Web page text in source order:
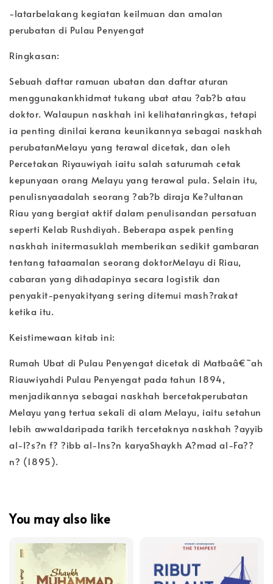
-latarbelakang kegiatan keilmuan dan amalan
perubatan di Pulau Penyengat
Ringkasan:
Sebuah daftar ramuan ubatan dan daftar aturan
menggunakankhidmat tukang ubat atau ?ab?b atau
doktor. Walaupun naskhah ini kelihatanringkas, tetapi
ia penting dinilai kerana keunikannya sebagai naskhah
perubatanMelayu yang terawal dicetak, dan oleh
Percetakan Riyauwiyah iaitu salah saturumah cetak
kepunyaan orang Melayu yang terawal pula. Selain itu,
penulisnyaadalah seorang ?ab?b diraja Ke?ultanan
Riau yang bergiat aktif dalam penulisandan persatuan
seperti Kelab Rushdiyah. Beberapa aspek penting
naskhah initermasuklah memberikan sedikit gambaran
tentang tataamalan seorang doktorMelayu di Riau,
cabaran yang dihadapinya secara logistik dan
penyakit-penyakityang sering ditemui mash?rakat
ketika itu.
Keistimewaan kitab ini:
Rumah Ubat di Pulau Penyengat dicetak di Matbaâ€˜ah
Riauwiyahdi Pulau Penyengat pada tahun 1894,
menjadikannya sebagai naskhah bercetakperubatan
Melayu yang tertua sekali di alam Melayu, iaitu setahun
lebih awwaldaripada tarikh tercetaknya naskhah ?ayyib
al-I?s?n f? ?ibb al-Ins?n karyaShaykh A?mad al-Fa??
n? (1895).
You may also like